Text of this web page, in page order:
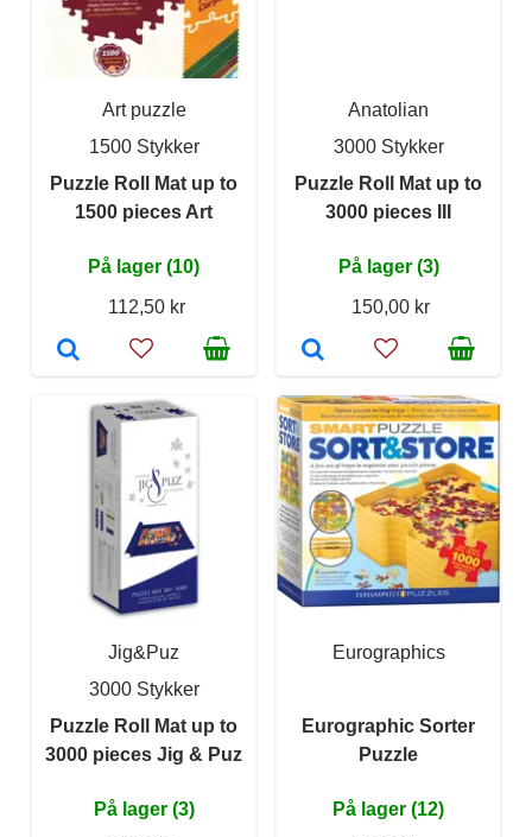
Art puzzle
1500 Stykker
Puzzle Roll Mat up to
1500 pieces Art
På lager (10)
112,50 kr
Anatolian
3000 Stykker
Puzzle Roll Mat up to
3000 pieces III
På lager (3)
150,00 kr
Jig&Puz
3000 Stykker
Puzzle Roll Mat up to
3000 pieces Jig & Puz
På lager (3)
Eurographics
Eurographic Sorter
Puzzle
På lager (12)